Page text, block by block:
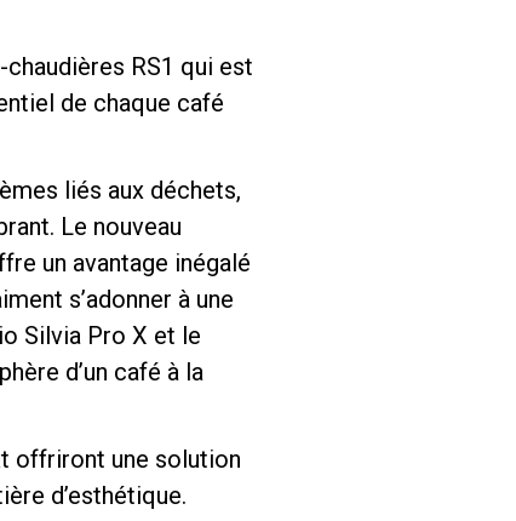
RS1 qui est
de chaque café
liés aux déchets,
Le nouveau
un avantage inégalé
s’adonner à une
Silvia Pro X et le
d’un café à la
offriront une solution
d’esthétique.